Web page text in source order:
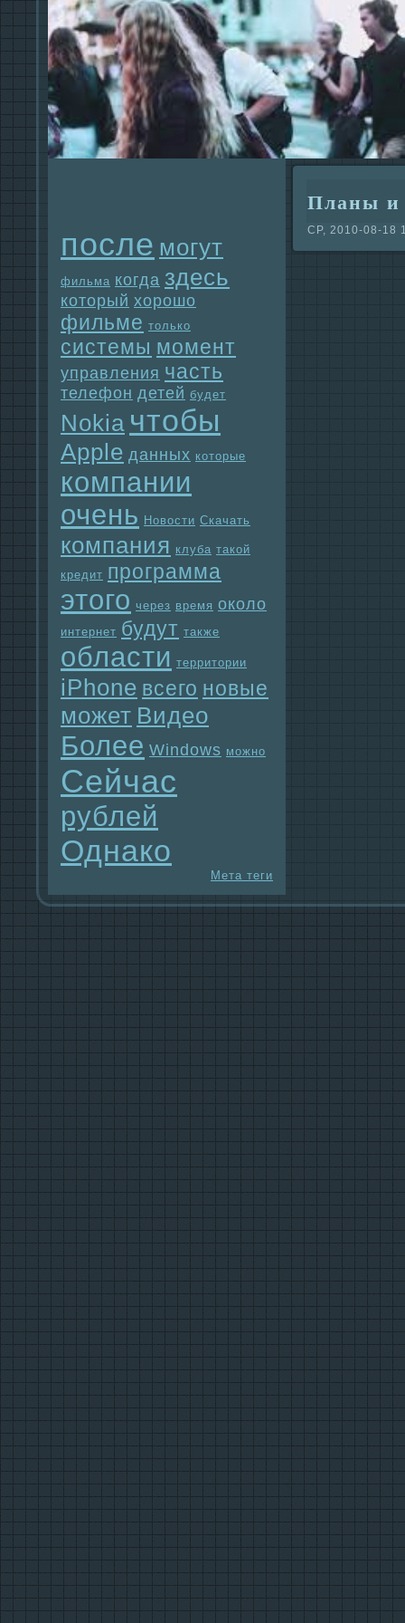
после могут
фильма когда здесь
который хорошо
фильме только
системы момент
упpaвления часть
телефон детей будет
Nokia чтобы
Apple данных которые
компании
очень Новости Скачать
компания клуба такой
кредит прогpaмма
этого через время около
интернет будут также
области территории
iPhone всего новые
может Видео
Более Windows можно
Сейчас
рублей
Однaко
Мета теги
Планы и
СР, 2010-08-18